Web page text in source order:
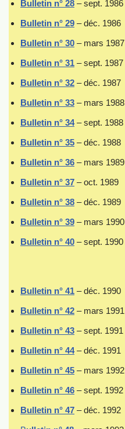
Bulletin n° 28 – sept. 1986
Bulletin n° 29 – déc. 1986
Bulletin n° 30 – mars 1987
Bulletin n° 31 – sept. 1987
Bulletin n° 32 – déc. 1987
Bulletin n° 33 – mars 1988
Bulletin n° 34– sept. 1988
Bulletin n° 35 – déc. 1988
Bulletin n° 36 – mars 1989
Bulletin n° 37 – oct. 1989
Bulletin n° 38 – déc. 1989
Bulletin n° 39 – mars 1990
Bulletin n° 40 – sept. 1990
Bulletin n° 41 – déc. 1990
Bulletin n° 42 – mars 1991
Bulletin n° 43 – sept. 1991
Bulletin n° 44– déc. 1991
Bulletin n° 45 – mars 1992
Bulletin n° 46 – sept. 1992
Bulletin n° 47 – déc. 1992